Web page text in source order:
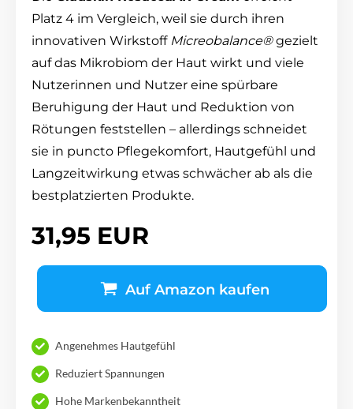
Platz 4 im Vergleich, weil sie durch ihren
innovativen Wirkstoff Micreobalance®gezielt
auf das Mikrobiom der Haut wirkt und viele
Nutzerinnen und Nutzer eine spürbare
Beruhigung der Haut und Reduktion von
Rötungen feststellen – allerdings schneidet
sie in puncto Pflegekomfort, Hautgefühl und
Langzeitwirkung etwas schwächer ab als die
bestplatzierten Produkte.
31,95 EUR
Auf Amazon kaufen
Angenehmes Hautgefühl
Reduziert Spannungen
Hohe Markenbekanntheit